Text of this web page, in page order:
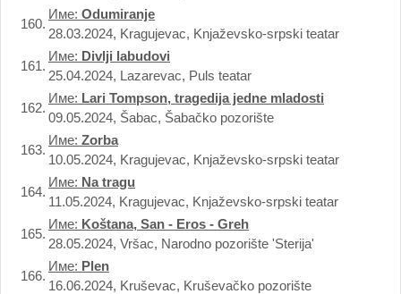
160.
Име: Odumiranje
28.03.2024, Kragujevac, Knjaževsko-srpski teatar
161.
Име: Divlji labudovi
25.04.2024, Lazarevac, Puls teatar
162.
Име: Lari Tompson, tragedija jedne mladosti
09.05.2024, Šabac, Šabačko pozorište
163.
Име: Zorba
10.05.2024, Kragujevac, Knjaževsko-srpski teatar
164.
Име: Na tragu
11.05.2024, Kragujevac, Knjaževsko-srpski teatar
165.
Име: Koštana, San - Eros - Greh
28.05.2024, Vršac, Narodno pozorište 'Sterija'
166.
Име: Plen
16.06.2024, Kruševac, Kruševačko pozorište